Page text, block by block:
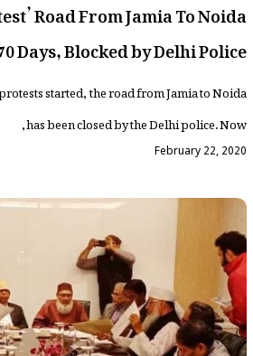
Road From Jamia To Noida
Days, Blocked by Delhi Police
started, the road from Jamia to Noida
has been closed by the Delhi police. Now,
February 22, 2020